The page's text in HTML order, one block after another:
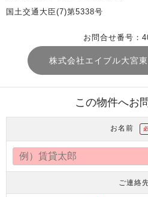
国土交通大臣(7)第5338号
お問合せ番号：
株式会社エイブル大宮
この物件へお
お名前
ご連絡